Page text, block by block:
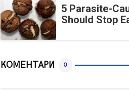
5 Parasite-
Should Stop
КОМЕНТАРИ 0